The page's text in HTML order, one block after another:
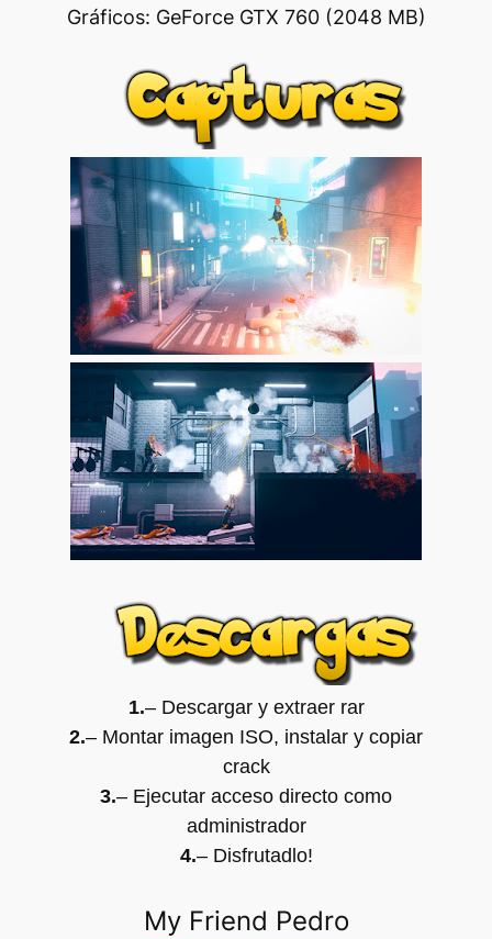
Gráficos: GeForce GTX 760 (2048 MB)
1.– Descargar y extraer rar
2.– Montar imagen ISO, instalar y copiar
crack
3.– Ejecutar acceso directo como
administrador
4.– Disfrutadlo!
My Friend Pedro